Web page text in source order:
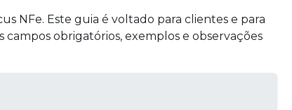
NFe. Este guia é voltado para clientes e para
obrigatórios, exemplos e observações